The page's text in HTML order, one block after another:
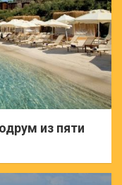
из пяти